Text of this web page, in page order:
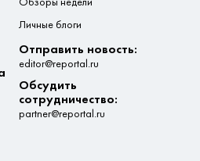
Личные блоги
Отправить новость:
editor@reportal.ru
Обсудить
сотрудничество:
partner@reportal.ru